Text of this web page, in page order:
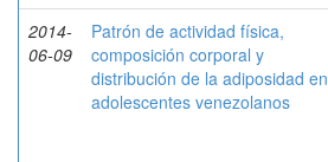
2014-
06-09
Patrón de actividad física,
composición corporal y
distribución de la adiposidad en
adolescentes venezolanos